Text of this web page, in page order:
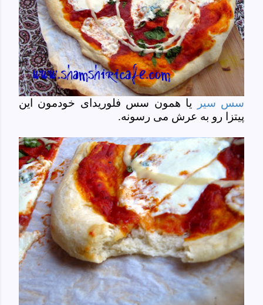
سس سیر
یا همون سس فلوریدای خودمون این
پیتزا رو به عرش می رسونه.